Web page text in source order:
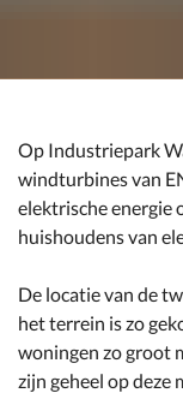
Op Industriepark
windturbines van
elektrische energie
huishoudens van
De locatie van de
het terrein is zo
woningen zo groot
zijn geheel op deze